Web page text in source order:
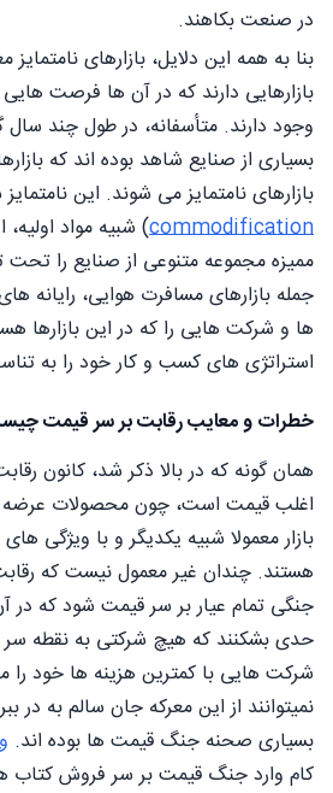
در صنعت بکاهند.
بنا به همه این دلایل، بازارهای
بازارهایی دارند که در آن ها فرصت
وجود دارند. متأسفانه، در طول چند
بسیاری از صنایع شاهد بوده اند که
بازارهای نامتمایز می شوند. این
commodification) شبیه مواد
مميزه مجموعه متنوعی از صنایع را تحت
جمله بازارهای مسافرت هوایی، رایانه
ها و شرکت هایی را که در این بازارها
استراتژی های کسب و کار خود را به
خطرات و معایب رقابت بر سر قیمت
همان گونه که در بالا ذکر شد، کانون
اغلب قیمت است، چون محصولات عرضه
بازار معمولا شبیه یکدیگر و با ویژگی
هستند. چندان غیر معمول نیست که
جنگی تمام عیار بر سر قیمت شود که در
حدی بشکنند که هیچ شرکتی به نقطه
شرکت هایی با کمترین هزینه ها خود را
نمیتوانند از این معرکه جان سالم به در
بسیاری صحنه جنگ قیمت ها بوده اند.
کام وارد جنگ قیمت بر سر فروش کتاب